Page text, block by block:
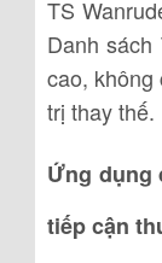
TS
Danh
cao,
trị thay thế.
Ứng dụng
tiếp cận